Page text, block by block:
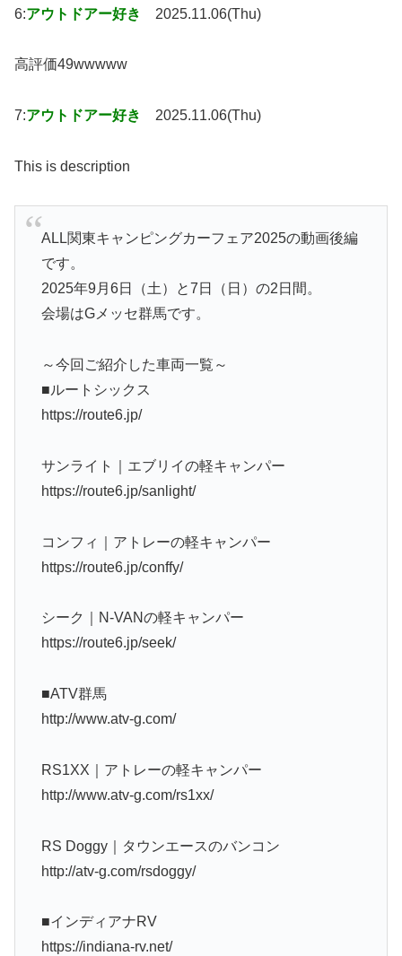
6:アウトドアー好き 2025.11.06(Thu)
高評価49wwwww
7:アウトドアー好き 2025.11.06(Thu)
This is description
ALL関東キャンピングカーフェア2025の動画後編
です。
2025年9月6日（土）と7日（日）の2日間。
会場はGメッセ群馬です。
～今回ご紹介した車両一覧～
■ルートシックス
https://route6.jp/
サンライト｜エブリイの軽キャンパー
https://route6.jp/sanlight/
コンフィ｜アトレーの軽キャンパー
https://route6.jp/conffy/
シーク｜N-VANの軽キャンパー
https://route6.jp/seek/
■ATV群馬
http://www.atv-g.com/
RS1XX｜アトレーの軽キャンパー
http://www.atv-g.com/rs1xx/
RS Doggy｜タウンエースのバンコン
http://atv-g.com/rsdoggy/
■インディアナRV
https://indiana-rv.net/